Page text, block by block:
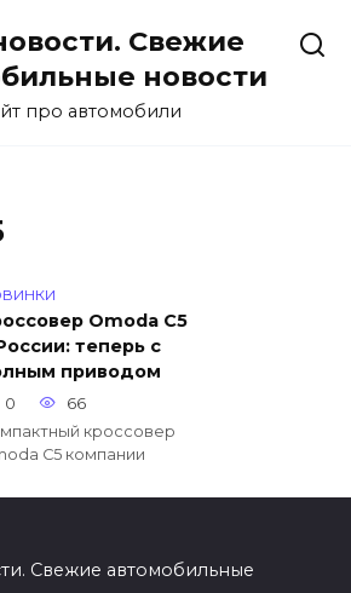
Свежие
новости
про автомобили
Omoda C5
теперь с
приводом
0
66
кроссовер
C5 компании
Свежие автомобильные